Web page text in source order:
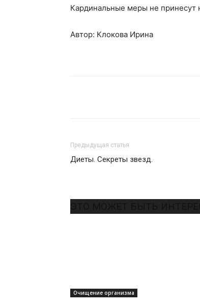
Кардинальные меры не принесут
Автор: Клокова Ирина
Предыдущая статья
Диеты. Секреты звезд.
Очищение организма